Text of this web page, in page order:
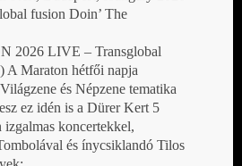
fusion Doin’ The
2026 LIVE – Transglobal
A Maraton hétfői napja
és Népzene tematika
ez idén is a Dürer Kert 5
izgalmas koncertekkel,
és ínycsiklandó Tilos